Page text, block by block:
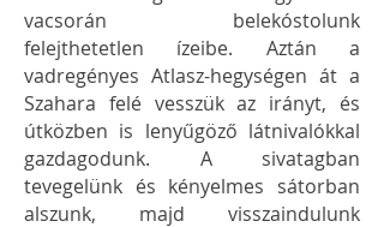
vacsorán belekóstolunk
felejthetetlen ízeibe. Aztán a
vadregényes Atlasz-hegységen át a
Szahara felé vesszük az irányt, és
útközben is lenyűgöző látnivalókkal
gazdagodunk. A sivatagban
tevegelünk és kényelmes sátorban
alszunk, majd visszaindulunk